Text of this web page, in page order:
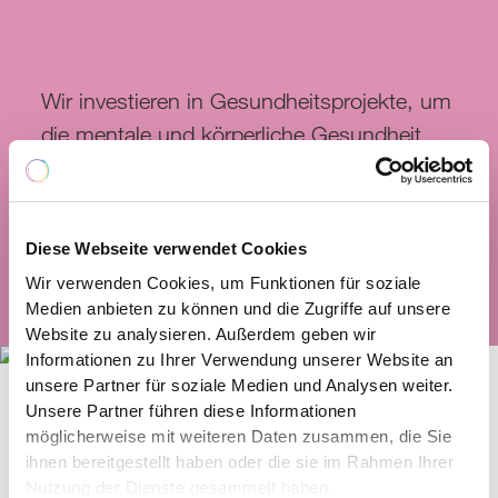
Diese Webseite verwendet Cookies
Wir verwenden Cookies, um Funktionen für soziale
Medien anbieten zu können und die Zugriffe auf unsere
Website zu analysieren. Außerdem geben wir
Informationen zu Ihrer Verwendung unserer Website an
unsere Partner für soziale Medien und Analysen weiter.
Unsere Partner führen diese Informationen
möglicherweise mit weiteren Daten zusammen, die Sie
ihnen bereitgestellt haben oder die sie im Rahmen Ihrer
Wir investieren in Gesundheitsprojekte, um
die mentale und körperliche Gesundheit
von Menschen zu stärken und sie für eine
gesundheitsfördernde Lebensweise zu
Mehr